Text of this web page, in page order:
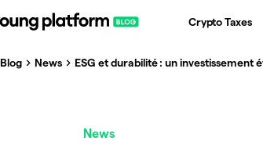
Crypto Taxes
Blog News ESG et durabilité : un investissement
News